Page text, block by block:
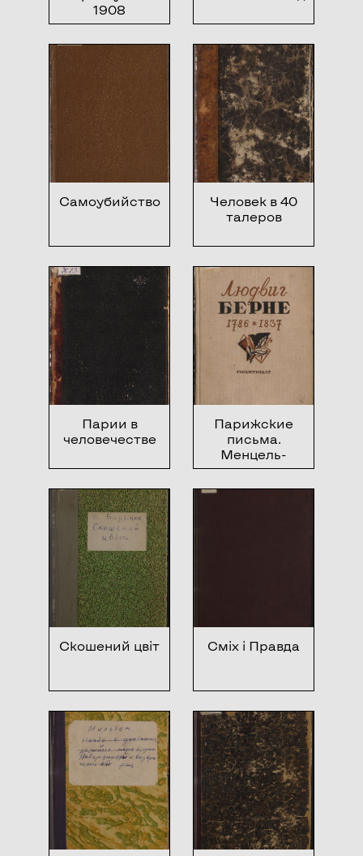
1908
Самоубийство
Человек в 40
талеров
Парии в
человечестве
Парижские
письма.
Менцель-
французоед
Скошений цвіт Сміх і Правда